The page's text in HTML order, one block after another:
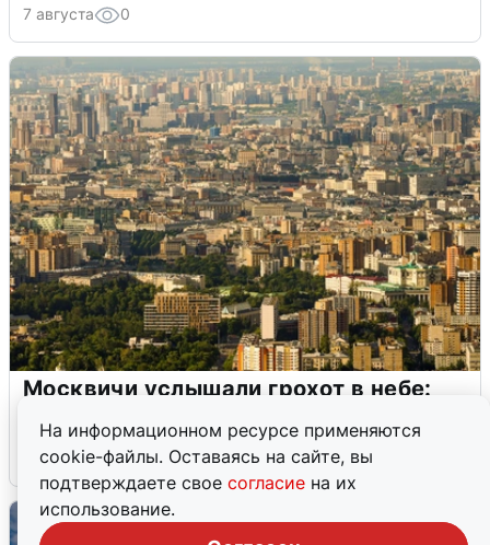
На информационном ресурсе применяются
cookie-файлы. Оставаясь на сайте, вы
подтверждаете свое согласие на их
использование.
7 августа 0
Москвичи услышали грохот в небе:
7 августа 0